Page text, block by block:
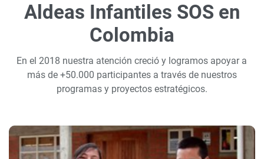
Aldeas Infantiles SOS en
Colombia
En el 2018 nuestra atención creció y logramos apoyar a
más de +50.000 participantes a través de nuestros
programas y proyectos estratégicos.